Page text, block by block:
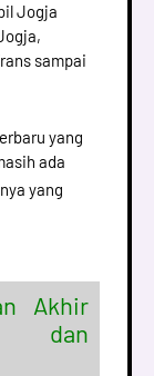
Jogja
sampai
yang
ada
yang
Akhir
dan